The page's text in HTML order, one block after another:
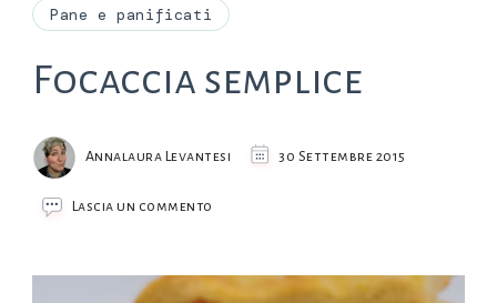
Pane e panificati
Focaccia semplice
Annalaura Levantesi 30 Settembre 2015
Lascia un commento